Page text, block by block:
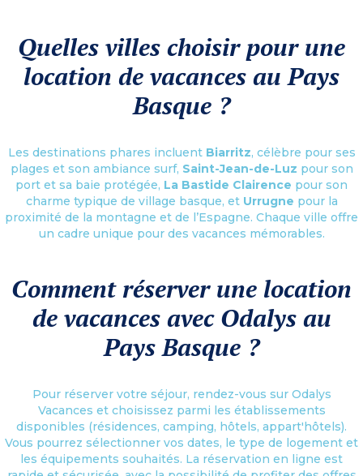
Quelles villes choisir pour une
location de vacances au Pays
Basque ?
Les destinations phares incluent Biarritz, célèbre pour ses
plages et son ambiance surf, Saint-Jean-de-Luz pour son
port et sa baie protégée, La Bastide Clairence pour son
charme typique de village basque, et Urrugne pour la
proximité de la montagne et de l’Espagne. Chaque ville offre
un cadre unique pour des vacances mémorables.
Comment réserver une location
de vacances avec Odalys au
Pays Basque ?
Pour réserver votre séjour, rendez-vous sur Odalys
Vacances et choisissez parmi les établissements
disponibles (résidences, camping, hôtels, appart'hôtels).
Vous pourrez sélectionner vos dates, le type de logement et
les équipements souhaités. La réservation en ligne est